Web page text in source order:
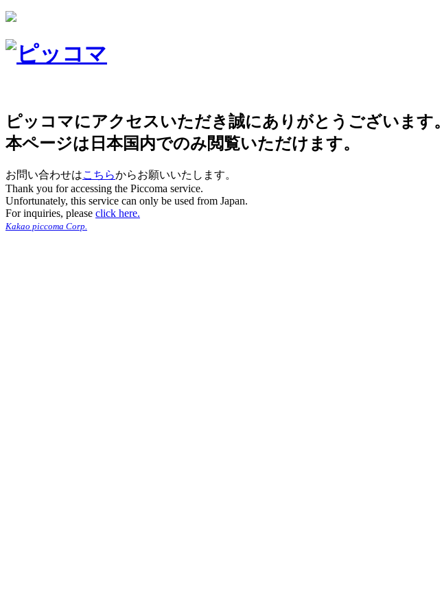
ピッコマにアクセスいただき誠にありがとうございます。
本ページは日本国内でのみ閲覧いただけます。
お問い合わせはこちらからお願いいたします。
Thank you for accessing the Piccoma service.
Unfortunately, this service can only be used from Japan.
For inquiries, please click here.
Kakao piccoma Corp.